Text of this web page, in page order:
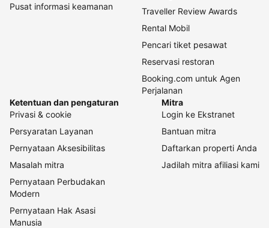
Pusat informasi keamanan
Traveller Review Awards
Rental Mobil
Pencari tiket pesawat
Reservasi restoran
Booking.com untuk Agen
Perjalanan
Ketentuan dan pengaturan
Privasi & cookie
Persyaratan Layanan
Pernyataan Aksesibilitas
Masalah mitra
Pernyataan Perbudakan
Modern
Pernyataan Hak Asasi
Manusia
Mitra
Login ke Ekstranet
Bantuan mitra
Daftarkan properti Anda
Jadilah mitra afiliasi kami